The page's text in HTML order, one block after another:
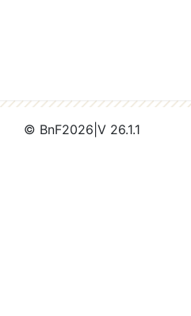
© BnF2026 V 26.1.1